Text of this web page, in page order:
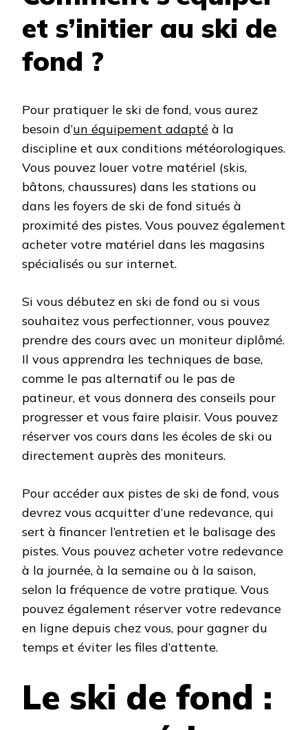
et s’initier au ski de
fond ?
Pour pratiquer le ski de fond, vous aurez
besoin d’un équipement adapté à la
discipline et aux conditions météorologiques.
Vous pouvez louer votre matériel (skis,
bâtons, chaussures) dans les stations ou
dans les foyers de ski de fond situés à
proximité des pistes. Vous pouvez également
acheter votre matériel dans les magasins
spécialisés ou sur internet.
Si vous débutez en ski de fond ou si vous
souhaitez vous perfectionner, vous pouvez
prendre des cours avec un moniteur diplômé.
Il vous apprendra les techniques de base,
comme le pas alternatif ou le pas de
patineur, et vous donnera des conseils pour
progresser et vous faire plaisir. Vous pouvez
réserver vos cours dans les écoles de ski ou
directement auprès des moniteurs.
Pour accéder aux pistes de ski de fond, vous
devrez vous acquitter d’une redevance, qui
sert à financer l’entretien et le balisage des
pistes. Vous pouvez acheter votre redevance
à la journée, à la semaine ou à la saison,
selon la fréquence de votre pratique. Vous
pouvez également réserver votre redevance
en ligne depuis chez vous, pour gagner du
temps et éviter les files d’attente.
Le ski de fond :